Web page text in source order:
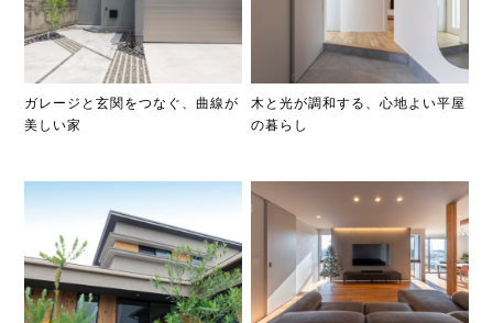
ガレージと玄関をつなぐ、曲線が
美しい家
木と光が調和する、心地よい平屋
の暮らし